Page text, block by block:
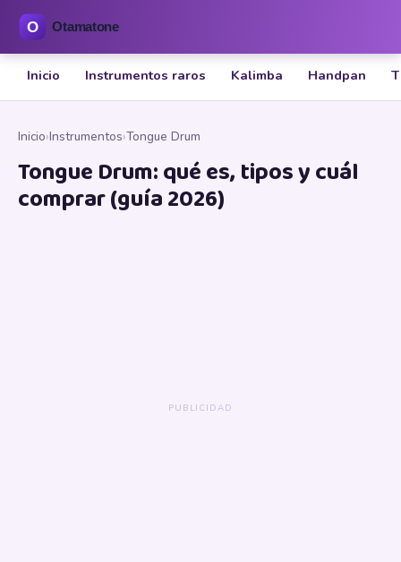
Inicio Instrumentos raros Kalimba Handpan
Inicio›Instrumentos›Tongue Drum
Tongue Drum: qué es, tipos y cuál
comprar (guía 2026)